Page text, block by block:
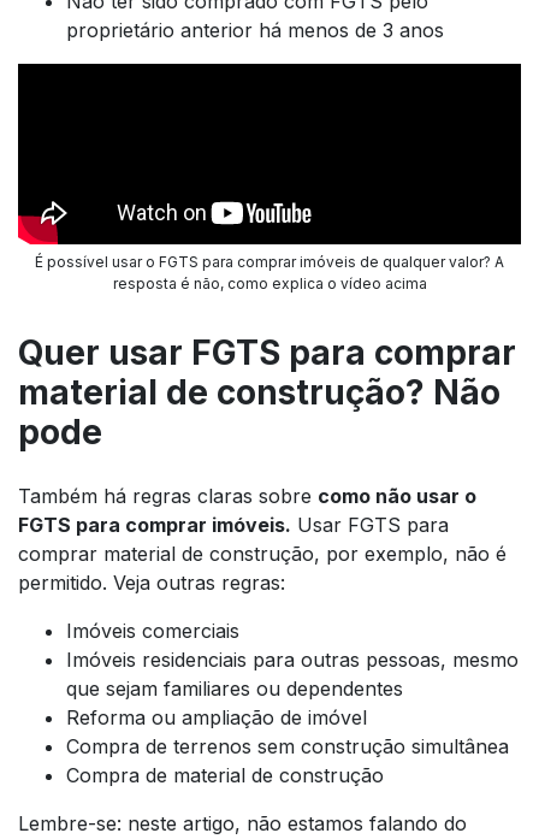
proprietário anterior há menos de 3 anos
É possível usar o FGTS para comprar imóveis de qualquer valor? A
resposta é não, como explica o vídeo acima
Quer usar FGTS para comprar
material de construção? Não
pode
Também há regras claras sobre como não usar o
FGTS para comprar imóveis. Usar FGTS para
comprar material de construção, por exemplo, não é
permitido. Veja outras regras:
Imóveis comerciais
Imóveis residenciais para outras pessoas, mesmo
que sejam familiares ou dependentes
Reforma ou ampliação de imóvel
Compra de terrenos sem construção simultânea
Compra de material de construção
Lembre-se: neste artigo, não estamos falando do